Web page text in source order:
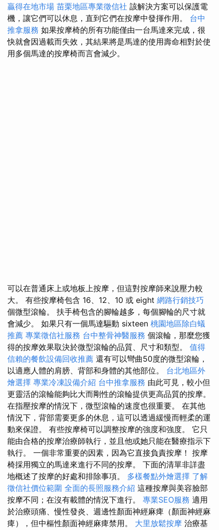
贏得在地市場 苗栗地區專業徵信社 該解決方案可以保護電
機，讓它們可以休息，直到它們在按摩中發揮作用。 台中
推拿服務 如果按摩椅的所有功能僅由一台馬達來完成，很
快就會因過載而失效，其結果將是馬達的使用壽命相對於使
用多個馬達的按摩椅而言會減少。
可以在普通床上或地板上按摩，但這對按摩師來說壓力較
大。 有些按摩椅包含 16、12、10 或 eight 網路行銷技巧
個微型滾輪。 扶手椅包含的腳輪越多，每個腳輪的尺寸就
會減少。 如果只有一個馬達驅動 sixteen 桃園地區除白蟻
推薦 專業徵信社服務 台中整骨神醫服務 個滾輪，那麼您獲
得的按摩效果取決於微型滾輪的品質、尺寸和類型。 值得
信賴的餐飲設備回收推薦 還有可以彎曲50度的微型滾輪，
以適應人體的肩膀、背部和身體的其他部位。 台北地區外
燴選擇 專業冷凍設備介紹 台中推拿服務 由此可見，較小但
更靈活的滾輪能夠比大而剛性的滾輪提供更高品質的按摩。
在指壓按摩的情況下，微型滾輪的速度也很重要。 在其他
情況下，背部需要更多的休息，這可以透過緩慢而輕柔的運
動來保證。 有些按摩椅可以調整按摩的強度和強度。 它只
能由合格的按摩治療師執行，並且他或她只能在醫療指示下
執行。 一個非常重要的因素，因為它直接負責按摩！ 按摩
椅採用獨立的馬達來進行不同的按摩。 下面的清單非詳盡
地概述了按摩的好處和排除事項。 多樣餐點外燴選擇 了解
徵信社價位範圍 全面的長照服務介紹 這種按摩與美容臉部
按摩不同；在沒有載體的情況下進行。 專業SEO服務 適用
於治療頭痛、慢性發炎、週邊性顏面神經麻痺（顏面神經麻
痺），但中樞性顏面神經麻痺禁用。 大里放鬆按摩 治療基